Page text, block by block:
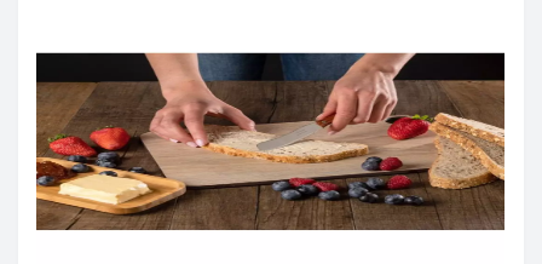
Доставка і оплата
Доставка по Україні
Замовлення, отримані до 13-00, відправляються в той
самий день. Замовлення, отримані після 13-00 та у
вихідні дні, відправляються у наступний робочий день